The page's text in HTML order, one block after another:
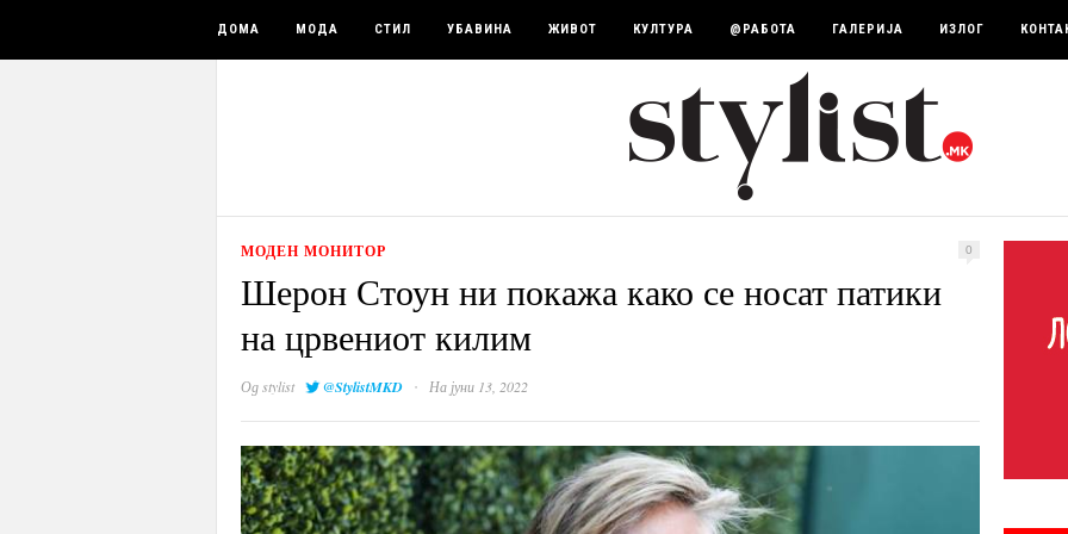
ДОМА МОДА СТИЛ УБАВИНА ЖИВОТ КУЛТУРА @РАБОТА ГАЛЕРИЈА ИЗЛОГ
МОДЕН МОНИТОР 0
Шерон Стоун ни покажа како се носат патики
на црвениот килим
Одstylist @StylistMKD · На јуни 13, 2022